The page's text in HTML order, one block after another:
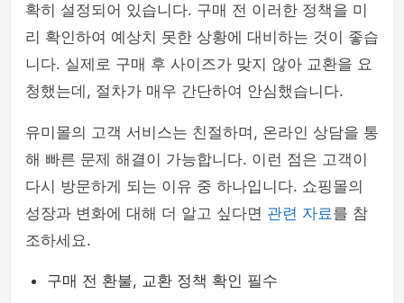
확히 설정되어 있습니다. 구매 전 이러한 정책을 미
리 확인하여 예상치 못한 상황에 대비하는 것이 좋습
니다. 실제로 구매 후 사이즈가 맞지 않아 교환을 요
청했는데, 절차가 매우 간단하여 안심했습니다.
유미몰의 고객 서비스는 친절하며, 온라인 상담을 통
해 빠른 문제 해결이 가능합니다. 이런 점은 고객이
다시 방문하게 되는 이유 중 하나입니다. 쇼핑몰의
성장과 변화에 대해 더 알고 싶다면 관련 자료를 참
조하세요.
구매 전 환불, 교환 정책 확인 필수